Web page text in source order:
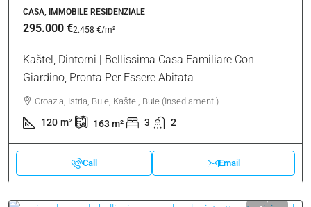
CASA, IMMOBILE RESIDENZIALE
295.000 €2.458 €/m²
Kaštel, Dintorni | Bellissima Casa Familiare Con
Giardino, Pronta Per Essere Abitata
Croazia, Istria, Buie, Kaštel, Buie (Insediamenti)
120 m² 163m² 3 2
Call Email